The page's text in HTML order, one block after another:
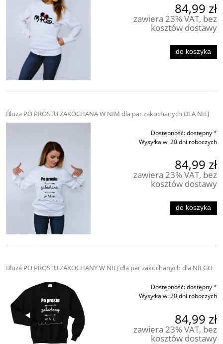
84,99 zł
zawiera 23% VAT, bez
kosztów dostawy
do koszyka
Bluza PO PROSTU ZAKOCHANA W NIM dla par zakochanych DLA NIEJ
Dostępność:dostępny *
Wysyłka w:20 dni roboczych
84,99 zł
zawiera 23% VAT, bez
kosztów dostawy
do koszyka
Bluza PO PROSTU ZAKOCHANY W NIEJ dla par zakochanych dla NIEGO
Dostępność:dostępny *
Wysyłka w:20 dni roboczych
84,99 zł
zawiera 23% VAT, bez
kosztów dostawy